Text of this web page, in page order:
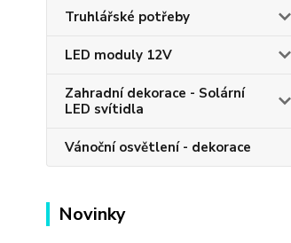
Truhlářské potřeby
LED moduly 12V
Zahradní dekorace - Solární
LED svítidla
Vánoční osvětlení - dekorace
Novinky